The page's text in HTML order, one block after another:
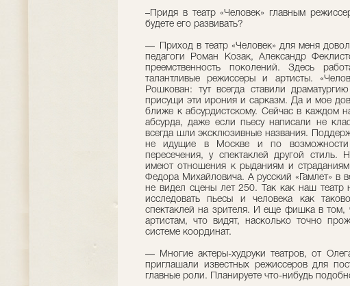
–Придя в театр «Человек» главным
будете его развивать?
— Приход в театр «Человек» для меня
педагоги Роман Козак, Александр
преемственность поколений. Здесь
талантливые режиссеры и артисты.
Рошкован: тут всегда ставили
присущи эти ирония и сарказм. Да и мое
ближе к абсурдистскому. Сейчас в каждом
абсурда, даже если пьесу написали не
всегда шли эксклюзивные названия.
не идущие в Москве и по
пересечения, у спектаклей другой стиль.
имеют отношения к рыданиям и
Федора Михайловича. А русский «Гамлет» в
не видел сцены лет 250. Так как наш театр
исследовать пьесы и человека как
спектаклей на зрителя. И еще фишка в том,
артистам, что видят, насколько точно
системе координат.
— Многие актеры-худруки теат­ров, от
приглашали известных режиссеров для
главные роли. Планируете что-нибудь